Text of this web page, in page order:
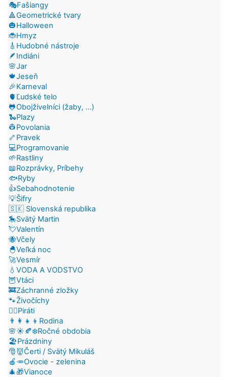
🎭Fašiangy
🔺Geometrické tvary
🎃Halloween
🐞Hmyz
🎸Hudobné nástroje
🪶Indiáni
🌸Jar
🍁Jeseň
🎉Karneval
🫀Ľudské telo
🐸Obojživelníci (žaby, ...)
🐍Plazy
👷Povolania
🦴Pravek
💻Programovanie
🌱Rastliny
📖Rozprávky, Príbehy
🐟Ryby
👍Sebahodnotenie
💡Šifry
🇸🇰 Slovenská republika
🎠Svätý Martin
💘Valentín
🐝Včely
🐣Veľká noc
🚀Vesmír
💧VODA A VODSTVO
🦉Vtáci
🚒Záchranné zložky
🐾Živočíchy
🏴‍☠️Piráti
👨‍👩‍👧‍👦Rodina
🌸☀️🍂❄️Ročné obdobia
🏖️Prázdniny
🎅👹Čerti / Svätý Mikuláš
🍎🥕Ovocie - zelenina
🎄🎁Vianoce